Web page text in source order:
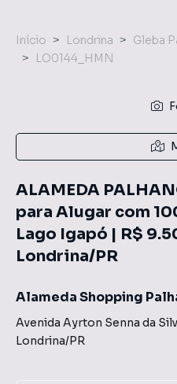
Início Londrina Gleba
LO0144_HMN
ALAMEDA
para Alugar com
Lago Igapó | R$
Londrina/PR
Alameda Shopping
Avenida Ayrton Senna da
Londrina/PR